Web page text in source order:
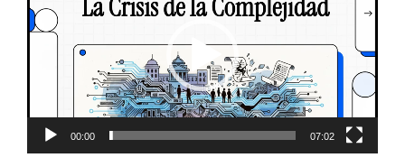
vídeo
00:00 07:02